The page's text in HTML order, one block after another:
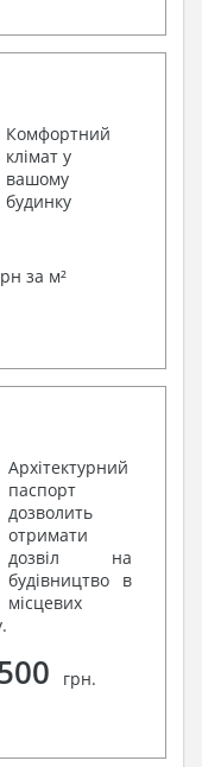
Комфортний
клімат у
вашому
будинку
за м²
Архітектурний
паспорт
дозволить
отримати
дозвіл на
будівництво в
місцевих
грн.